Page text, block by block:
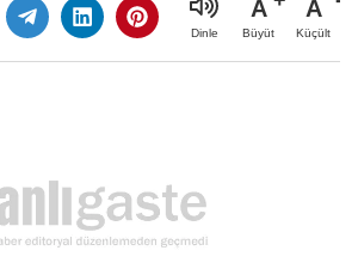
Dinle
A
Büyüt
A
Küçült